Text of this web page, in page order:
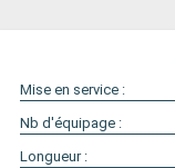
Mise en service :
Nb d'équipage :
Longueur :